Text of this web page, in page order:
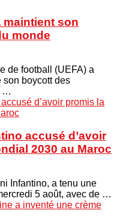
maintient son
monde
de football (UEFA) a
son boycott des
…
accusé d’avoir
2030 au Maroc
Infantino, a tenu une
5 août, avec de …